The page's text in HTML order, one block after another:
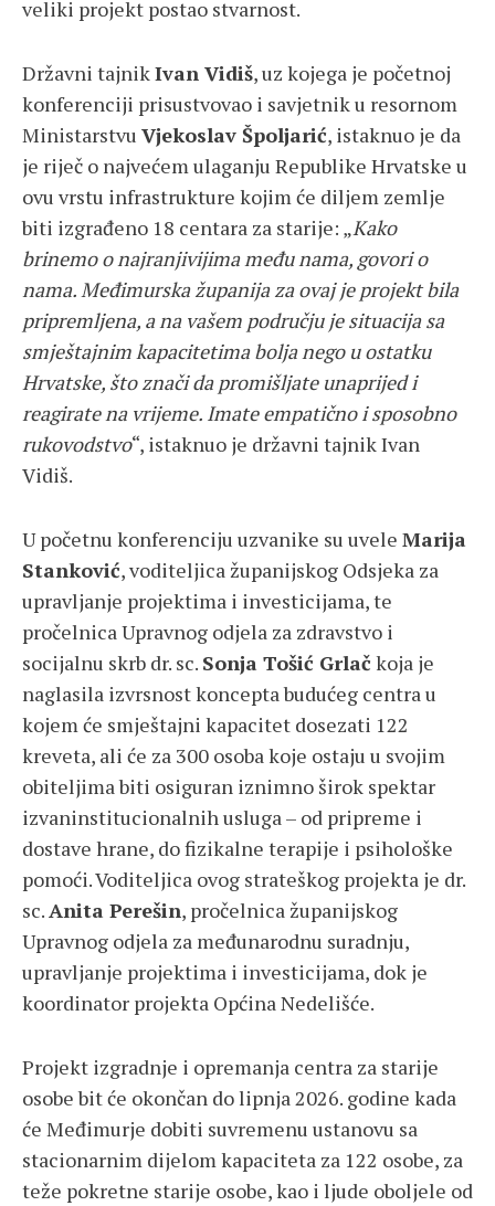
veliki projekt postao stvarnost.
Državni tajnikIvan Vidiš, uz kojega je početnoj
konferenciji prisustvovao i savjetnik u resornom
Ministarstvu Vjekoslav Špoljarić, istaknuo je da
je riječ o najvećem ulaganju Republike Hrvatske u
ovu vrstu infrastrukture kojim će diljem zemlje
biti izgrađeno 18 centara za starije: „Kako
brinemo o najranjivijima među nama, govori o
nama. Međimurska županija za ovaj je projekt bila
pripremljena, a na vašem području je situacija sa
smještajnim kapacitetima bolja nego u ostatku
Hrvatske, što znači da promišljate unaprijed i
reagirate na vrijeme. Imate empatično i sposobno
rukovodstvo“, istaknuo je državni tajnik Ivan
Vidiš.
U početnu konferenciju uzvanike su uvele Marija
Stanković, voditeljica županijskog Odsjeka za
upravljanje projektima i investicijama, te
pročelnica Upravnog odjela za zdravstvo i
socijalnu skrb dr. sc. Sonja Tošić Grlač koja je
naglasila izvrsnost koncepta budućeg centra u
kojem će smještajni kapacitet dosezati 122
kreveta, ali će za 300 osoba koje ostaju u svojim
obiteljima biti osiguran iznimno širok spektar
izvaninstitucionalnih usluga – od pripreme i
dostave hrane, do fizikalne terapije i psihološke
pomoći. Voditeljica ovog strateškog projekta je dr.
sc.Anita Perešin, pročelnica županijskog
Upravnog odjela za međunarodnu suradnju,
upravljanje projektima i investicijama, dok je
koordinator projekta Općina Nedelišće.
Projekt izgradnje i opremanja centra za starije
osobe bit će okončan do lipnja 2026. godine kada
će Međimurje dobiti suvremenu ustanovu sa
stacionarnim dijelom kapaciteta za 122 osobe, za
teže pokretne starije osobe, kao i ljude oboljele od